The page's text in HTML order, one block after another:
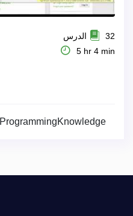
32 الدرس
5 hr 4 min
ProgrammingKnowledge